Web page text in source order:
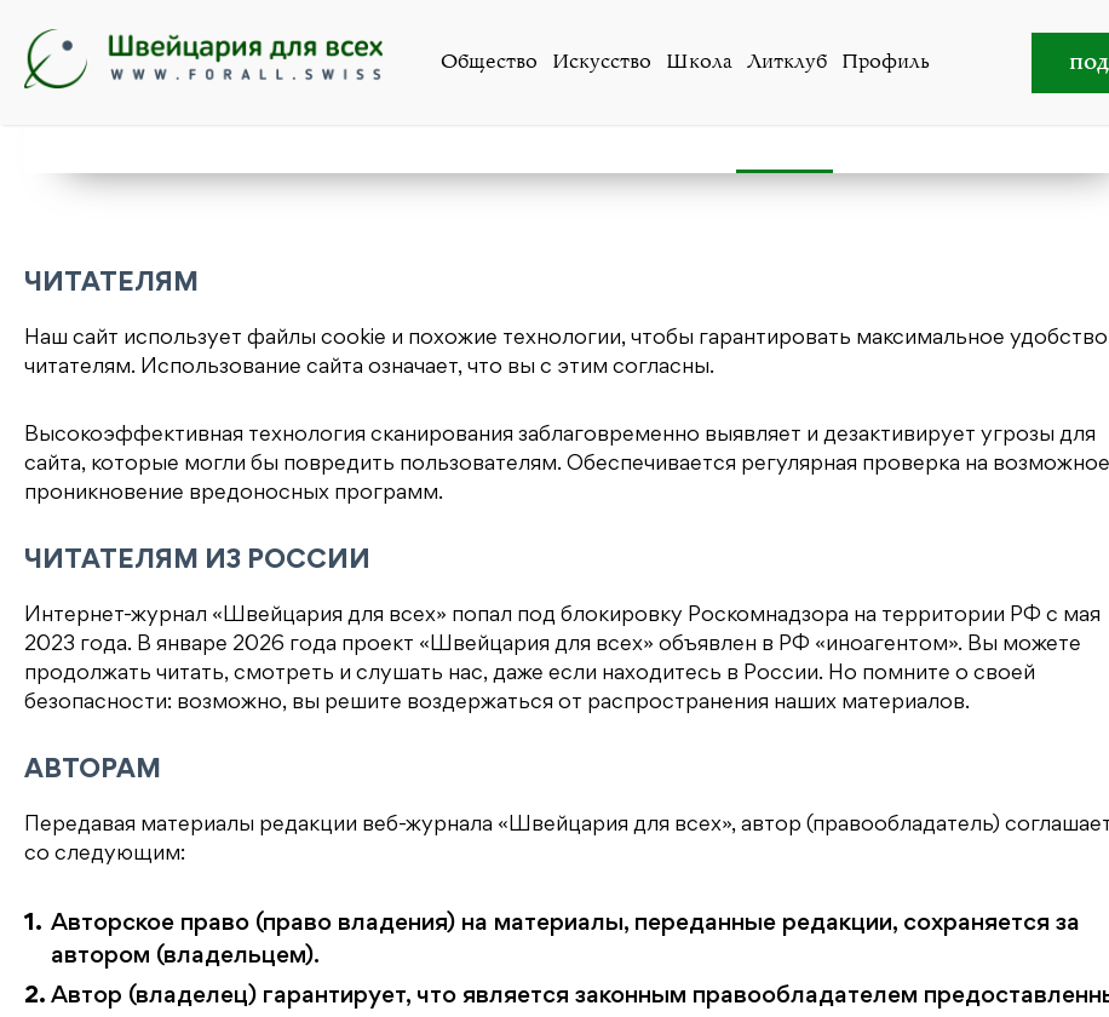
Общество Искусство Школа Литклуб Профиль
ЧИТАТЕЛЯМ
Наш сайт использует файлы cookie и похожие технологии, чтобы гарантировать максимальное удобство
читателям. Использование сайта означает, что вы с этим согласны.
Высокоэффективная технология сканирования заблаговременно выявляет и дезактивирует угрозы для
сайта, которые могли бы повредить пользователям. Обеспечивается регулярная проверка на возможное
проникновение вредоносных программ.
ЧИТАТЕЛЯМ ИЗ РОССИИ
Интернет-журнал «Швейцария для всех» попал под блокировку Роскомнадзора на территории РФ с мая
2023 года. В январе 2026 года проект «Швейцария для всех» объявлен в РФ «иноагентом». Вы можете
продолжать читать, смотреть и слушать нас, даже если находитесь в России. Но помните о своей
безопасности: возможно, вы решите воздержаться от распространения наших материалов.
АВТОРАМ
Передавая материалы редакции веб-журнала «Швейцария для всех», автор (правообладатель)
со следующим:
Авторское право (право владения) на материалы, переданные редакции, сохраняется за
автором (владельцем).
Автор (владелец) гарантирует, что является законным правообладателем